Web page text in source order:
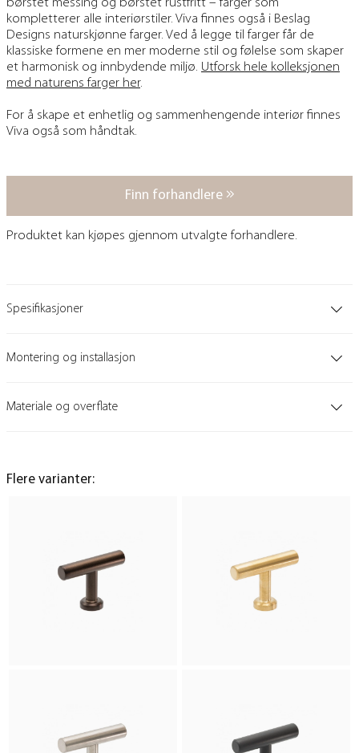
børstet messing og børstet rustfritt – farger som
kompletterer alle interiørstiler. Viva finnes også i Beslag
Designs naturskjønne farger. Ved å legge til farger får de
klassiske formene en mer moderne stil og følelse som skaper
et harmonisk og innbydende miljø. Utforsk hele kolleksjonen
med naturens farger her.
For å skape et enhetlig og sammenhengende interiør finnes
Viva også som håndtak.
Finn forhandlere
Produktet kan kjøpes gjennom utvalgte forhandlere.
Spesifikasjoner
Montering og installasjon
Materiale og overflate
Flere varianter: